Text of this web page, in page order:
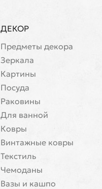
ДЕКОР
Предметы декора
Зеркала
Картины
Посуда
Раковины
Для ванной
Ковры
Винтажные ковры
Текстиль
Чемоданы
Вазы и кашпо